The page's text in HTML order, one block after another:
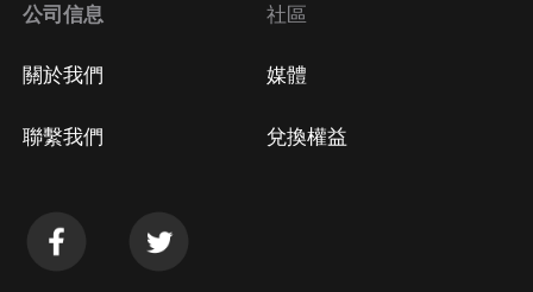
公司信息
關於我們
聯繫我們
社區
媒體
兌換權益